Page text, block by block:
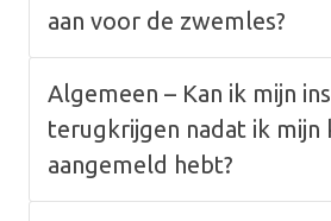
aan voor de zwemles?
Algemeen – Kan ik mijn
terugkrijgen nadat ik mijn
aangemeld hebt?